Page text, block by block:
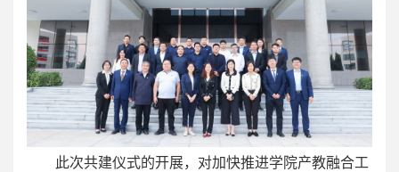
此次共建仪式的开展，对加快推进学院产教融合工